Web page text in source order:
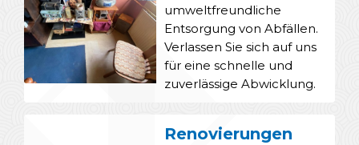
umweltfreundliche
Entsorgung von Abfällen.
Verlassen Sie sich auf uns
für eine schnelle und
zuverlässige Abwicklung.
Renovierungen